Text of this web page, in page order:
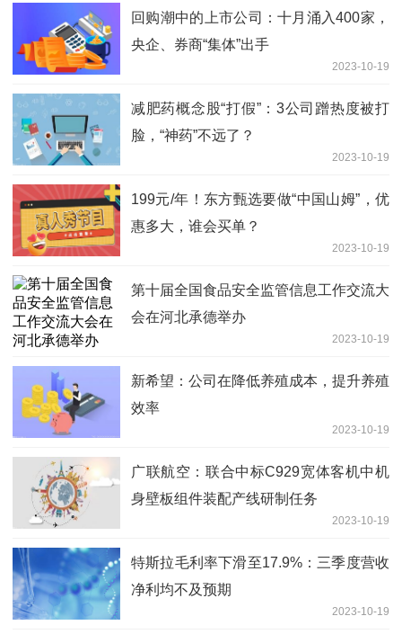
回购潮中的上市公司：十月涌入400家，
央企、券商“集体”出手
2023-10-19
减肥药概念股“打假”：3公司蹭热度被打
脸，“神药”不远了？
2023-10-19
199元/年！东方甄选要做“中国山姆”，优
惠多大，谁会买单？
2023-10-19
第十届全国食品安全监管信息工作交流大
会在河北承德举办
2023-10-19
新希望：公司在降低养殖成本，提升养殖
效率
2023-10-19
广联航空：联合中标C929宽体客机中机
身壁板组件装配产线研制任务
2023-10-19
特斯拉毛利率下滑至17.9%：三季度营收
净利均不及预期
2023-10-19